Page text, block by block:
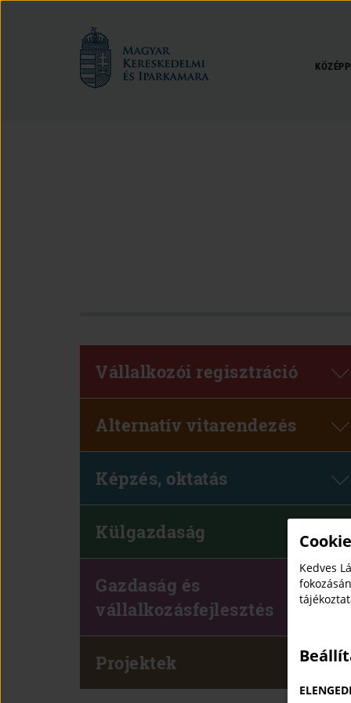
Magyar
Kereskedelmi
és
Iparkamara
Vállalkozói regisztráció
Alternatív vitarendezés
Képzés, oktatás
Külgazdaság
Gazdaság és
vállalkozásfejlesztés
Projektek
Kedves